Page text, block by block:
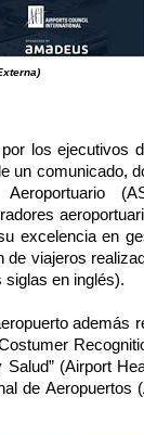
los ejecutivos
un comunicado,
excelencia en
viajeros
siglas en inglés).
además
Salud” (Airport
de Aeropuertos